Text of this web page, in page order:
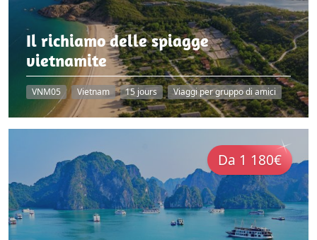
Il richiamo delle spiagge
vietnamite
VNM05 Vietnam 15 jours Viaggi per gruppo di amici
Da 1 180€